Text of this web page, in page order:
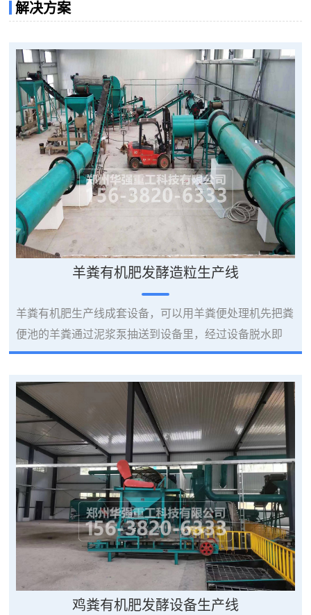
现废弃物资源化利用的理想选择。另可根据客户需求
发酵过程中、曝气、控温、搅拌、...
解决方案
羊粪有机肥发酵造粒生产线
羊粪有机肥生产线成套设备，可以用羊粪便处理机先把粪
便池的羊粪通过泥浆泵抽送到设备里，经过设备脱水即
可，处理后水分在40%左右，也可用秸秆、稻糠(含
剂，1KG菌种剂拌20KG水搬入原料中，可发酵1吨原料。
1-2天翻抛一次，一般7-10可腐熟。羊粪有机肥生产线工
作流程：1、将羊粪与适量秸杆粉参合，掺入多少视羊粪
含水量而定，一般发酵要求45%的...
鸡粪有机肥发酵设备生产线